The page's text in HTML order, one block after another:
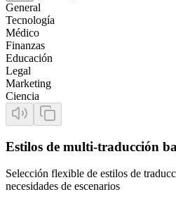
General
Tecnología
Médico
Finanzas
Educación
Legal
Marketing
Ciencia
Estilos de multi-traducción
Selección flexible de estilos de
necesidades de escenarios